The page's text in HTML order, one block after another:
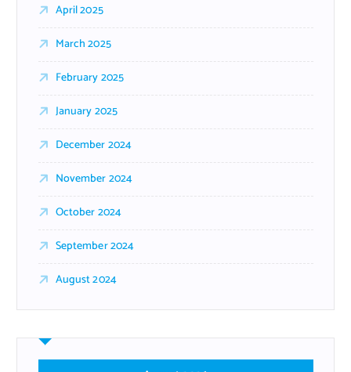
April 2025
March 2025
February 2025
January 2025
December 2024
November 2024
October 2024
September 2024
August 2024